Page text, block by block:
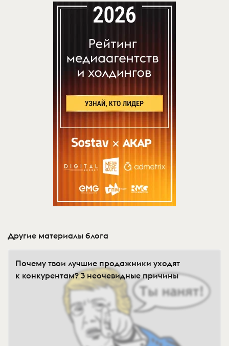
Другие материалы блога
Почему твои лучшие продажники уходят
к конкурентам? 3 неочевидные причины